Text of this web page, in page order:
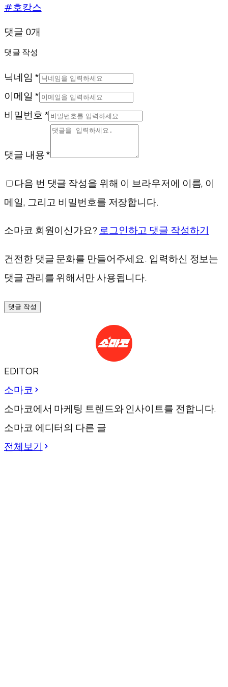
#호캉스
댓글 0개
댓글 작성
닉네임 *
이메일 *
비밀번호 *
댓글 내용 *
다음 번 댓글 작성을 위해 이 브라우저에 이름, 이
메일, 그리고 비밀번호를 저장합니다.
소마코 회원이신가요? 로그인하고 댓글 작성하기
건전한 댓글 문화를 만들어주세요. 입력하신 정보는
댓글 관리를 위해서만 사용됩니다.
댓글 작성
EDITOR
소마코
소마코에서 마케팅 트렌드와 인사이트를 전합니다.
소마코 에디터의 다른 글
전체보기